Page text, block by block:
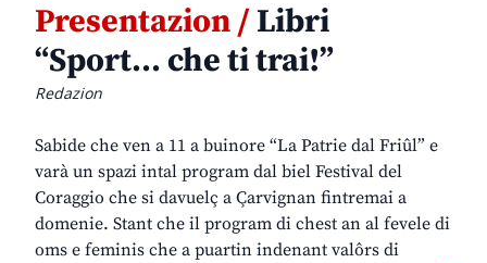
Presentazion /Libri
“Sport… che ti trai!”
Redazion
Sabide che ven a 11 a buinore “La Patrie dal Friûl” e
varà un spazi intal program dal biel Festival del
Coraggio che si davuelç a Çarvignan fintremai a
domenie. Stant che il program di chest an al fevele di
oms e feminis che a puartin indenant valôrs di